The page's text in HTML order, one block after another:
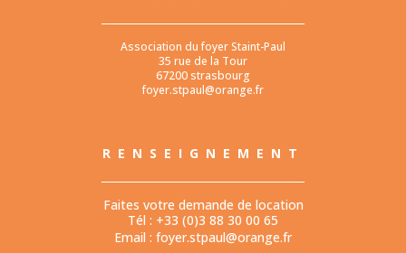
Association du foyer Staint-Paul
35 rue de la Tour
67200 strasbourg
foyer.stpaul@orange.fr
RENSEIGNEMENT
Faites votre demande de location
Tél : +33 (0)3 88 30 00 65
Email : foyer.stpaul@orange.fr